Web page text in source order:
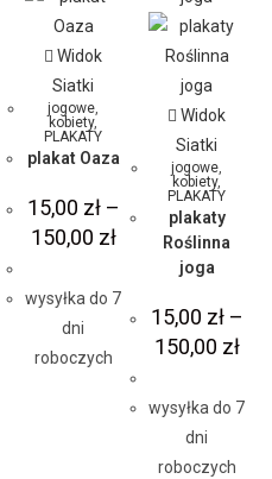
Widok
Siatki
jogowe,
kobiety,
PLAKATY
plakat Oaza
15,00 zł –
150,00 zł
wysyłka do 7
dni
roboczych
Widok
Siatki
jogowe,
kobiety,
PLAKATY
plakaty
Roślinna
joga
15,00 zł –
150,00 zł
wysyłka do 7
dni
roboczych